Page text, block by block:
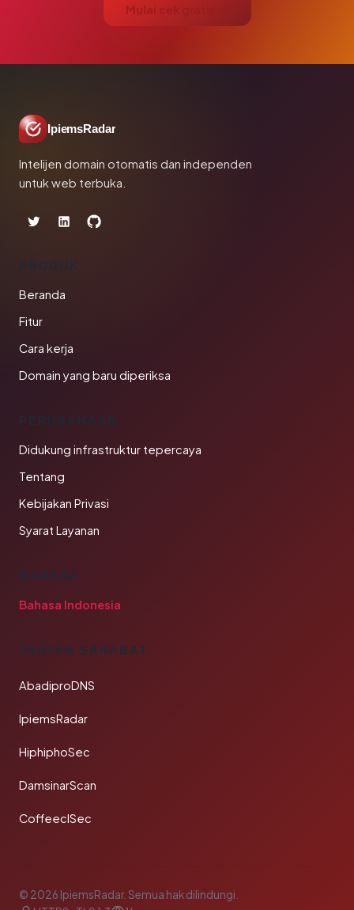
Mulai cek gratis →
IpiemsRadar
Intelijen domain otomatis dan independen
untuk web terbuka.
PRODUK
Beranda
Fitur
Cara kerja
Domain yang baru diperiksa
PERUSAHAAN
Didukung infrastruktur tepercaya
Tentang
Kebijakan Privasi
Syarat Layanan
BAHASA
Bahasa Indonesia
TAUTAN SAHABAT
AbadiproDNS
IpiemsRadar
HiphiphoSec
DamsinarScan
CoffeeclSec
© 2026 IpiemsRadar. Semua hak dilindungi.